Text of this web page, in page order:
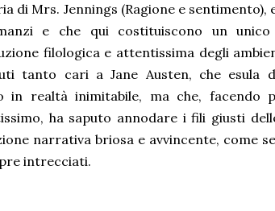
di Mrs. Jennings (Ragione e
e che qui costituiscono un unico
filologica e attentissima degli
tanto cari a Jane Austen, che esula
in realtà inimitabile, ma che, facendo
ha saputo annodare i fili giusti
narrativa briosa e avvincente, come
intrecciati.